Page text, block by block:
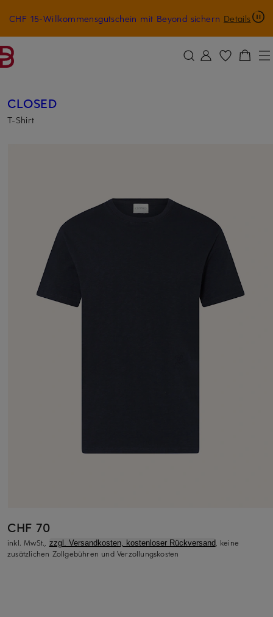
ZUM HAUPTINHALT ÜBERSPRINGEN ZUM SUCHFELD ÜBERSPRINGEN
CHF 15-Willkommensgutschein mit Beyond sichern Details
CLOSED
T-Shirt
CHF 70
inkl. MwSt., zzgl. Versandkosten, kostenloser Rückversand, keine
zusätzlichen Zollgebühren und Verzollungskosten